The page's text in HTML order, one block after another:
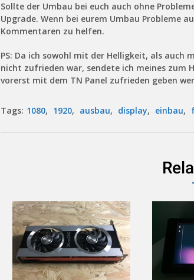
Sollte der Umbau bei euch auch ohne
Upgrade. Wenn bei eurem Umbau Probleme
Kommentaren zu helfen.
PS: Da ich sowohl mit der Helligkeit, als auch
nicht zufrieden war, sendete ich meines zum
vorerst mit dem TN Panel zufrieden geben
Tags: 1080, 1920, ausbau, display, einbau,